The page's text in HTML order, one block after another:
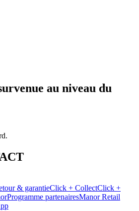
au niveau du
& garantieClick + CollectClick +
Programme partenairesManor Retail